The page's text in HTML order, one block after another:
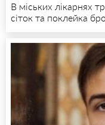
В міських лікарнях
сіток та поклейка